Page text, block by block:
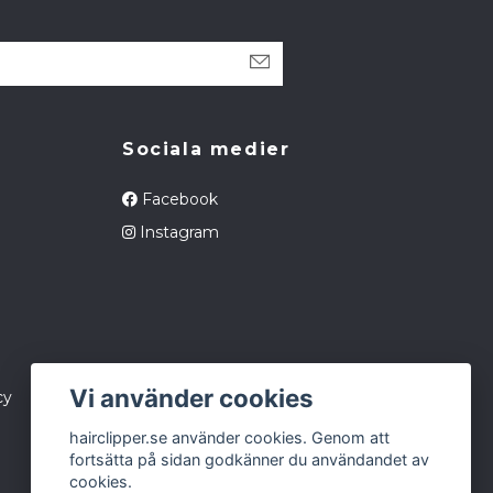
Sociala medier
Facebook
Instagram
Vi använder cookies
hairclipper.se använder cookies. Genom att
fortsätta på sidan godkänner du användandet av
cookies.